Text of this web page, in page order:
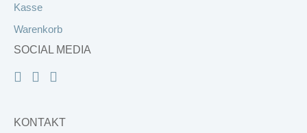
Kasse
Warenkorb
SOCIAL MEDIA
KONTAKT